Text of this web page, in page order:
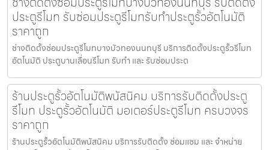
ประตูรีโมท รับซ่อมประตูรีโมทรับทำประตูรั้วอัตโนมัติ
ราคาถูก
ช่างติดตั้งซ่อมประตูรีโมทบางบัวทองนนทบุรี บริการติดตั้งประตูรั้วรีโมท
อัตโนมัติ ประตูบานเลื่อนรีโมท รับทำ และ รับซ่อมประต
ร้านประตูรั้วอัตโนมัติพนัสนิคม บริการรับติดตั้งประตู
รีโมท ประตูรั้วอัตโนมัติ มอเตอร์ประตูรีโมท ครบวงจร
ราคาถูก
ร้านประตูรั้วอัตโนมัติพนัสนิคม บริการรับติดตั้ง ซ่อมแซม และ จำหน่าย